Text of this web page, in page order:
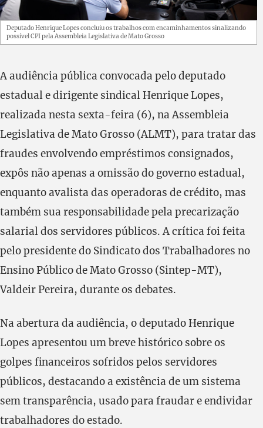
Deputado Henrique Lopes concluiu os trabalhos com encaminhamentos sinalizando
possível CPI pela Assembleia Legislativa de Mato Grosso
A audiência pública convocada pelo deputado
estadual e dirigente sindical Henrique Lopes,
realizada nesta sexta-feira (6), na Assembleia
Legislativa de Mato Grosso (ALMT), para tratar das
fraudes envolvendo empréstimos consignados,
expôs não apenas a omissão do governo estadual,
enquanto avalista das operadoras de crédito, mas
também sua responsabilidade pela precarização
salarial dos servidores públicos. A crítica foi feita
pelo presidente do Sindicato dos Trabalhadores no
Ensino Público de Mato Grosso (Sintep-MT),
Valdeir Pereira, durante os debates.
Na abertura da audiência, o deputado Henrique
Lopes apresentou um breve histórico sobre os
golpes financeiros sofridos pelos servidores
públicos, destacando a existência de um sistema
sem transparência, usado para fraudar e endividar
trabalhadores do estado.